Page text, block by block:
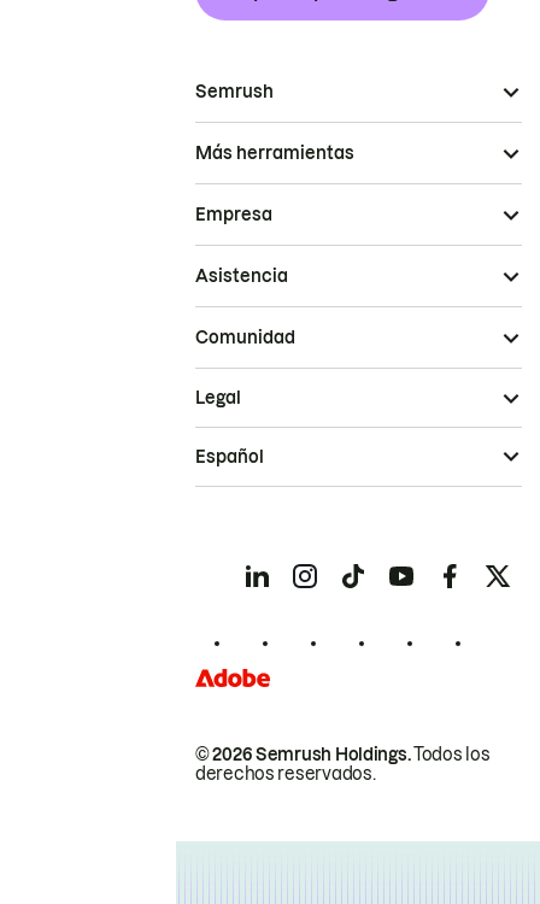
Semrush
Más herramientas
Empresa
Asistencia
Comunidad
© 2026 Semrush Holdings.Todos los
derechos reservados.
Legal
Español